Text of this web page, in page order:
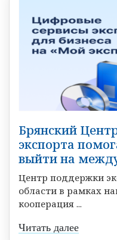
Брянский
экспорта
выйти на
Центр поддержки
области в рамках
кооперация ...
Читать далее